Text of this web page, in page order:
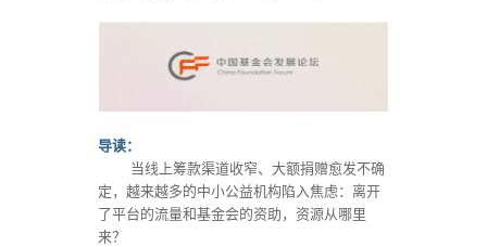
导读：
当线上筹款渠道收窄、大额捐赠愈发不确
定，越来越多的中小公益机构陷入焦虑：离开
了平台的流量和基金会的资助，资源从哪里
来？